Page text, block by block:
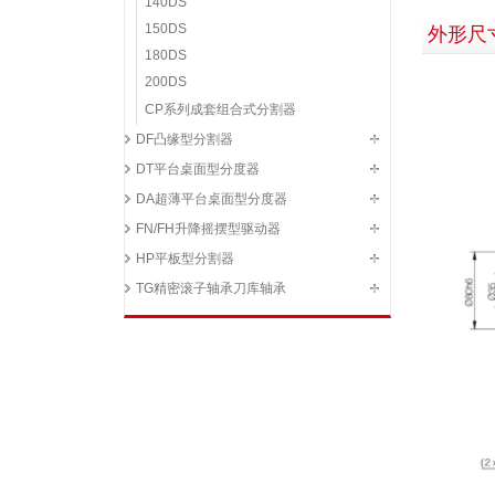
150DS
180DS
200DS
CP系列成套组合式分割器
DF凸缘型分割器
DT平台桌面型分度器
DA超薄平台桌面型分度器
FN/FH升降摇摆型驱动器
HP平板型分割器
TG精密滚子轴承刀库轴承
外形尺